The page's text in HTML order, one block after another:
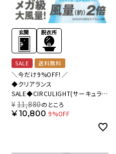
SALE 送料無料
＼今だけ9%OFF！／
◆クリアランス
SALE◆CIRCULIGHT(サーキュライ
ト) メガシリーズ 引掛けモデル
DSLH10MCWH 【SH】
¥11,880のところ
¥10,800 9%OFF